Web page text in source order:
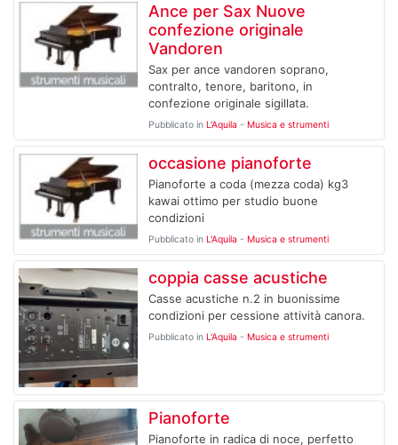
Ance per Sax Nuove
confezione originale
Vandoren
Sax per ance vandoren soprano,
contralto, tenore, baritono, in
confezione originale sigillata.
Pubblicato in L'Aquila - Musica e strumenti
occasione pianoforte
Pianoforte a coda (mezza coda) kg3
kawai ottimo per studio buone
condizioni
Pubblicato in L'Aquila - Musica e strumenti
coppia casse acustiche
Casse acustiche n.2 in buonissime
condizioni per cessione attività canora.
Pubblicato in L'Aquila - Musica e strumenti
Pianoforte
Pianoforte in radica di noce, perfetto